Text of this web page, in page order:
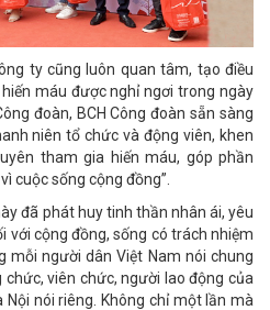
ty cũng luôn quan tâm, tạo điều
máu được nghỉ ngơi trong ngày
đoàn, BCH Công đoàn sẵn sàng
niên tổ chức và động viên, khen
tham gia hiến máu, góp phần
cuộc sống cộng đồng”.
đã phát huy tinh thần nhân ái, yêu
với cộng đồng, sống có trách nhiệm
mỗi người dân Việt Nam nói chung
viên chức, người lao động của
Nội nói riêng. Không chỉ một lần mà